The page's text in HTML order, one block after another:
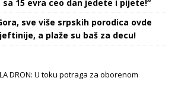
sa 15 evra ceo dan jedete i pijete!“
sve više srpskih porodica ovde
a plaže su baš za decu!
DRON: U toku potraga za oborenom